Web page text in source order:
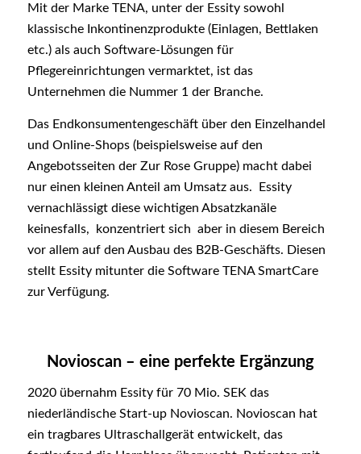
Mit der Marke TENA, unter der Essity sowohl
klassische Inkontinenzprodukte (Einlagen, Bettlaken
etc.) als auch Software-Lösungen für
Pflegereinrichtungen vermarktet, ist das
Unternehmen die Nummer 1 der Branche.
Das Endkonsumentengeschäft über den Einzelhandel
und Online-Shops (beispielsweise auf den
Angebotsseiten der Zur Rose Gruppe) macht dabei
nur einen kleinen Anteil am Umsatz aus. Essity
vernachlässigt diese wichtigen Absatzkanäle
keinesfalls, konzentriert sich aber in diesem Bereich
vor allem auf den Ausbau des B2B-Geschäfts. Diesen
stellt Essity mitunter die Software TENA SmartCare
zur Verfügung.
Novioscan – eine perfekte Ergänzung
2020 übernahm Essity für 70 Mio. SEK das
niederländische Start-up Novioscan. Novioscan hat
ein tragbares Ultraschallgerät entwickelt, das